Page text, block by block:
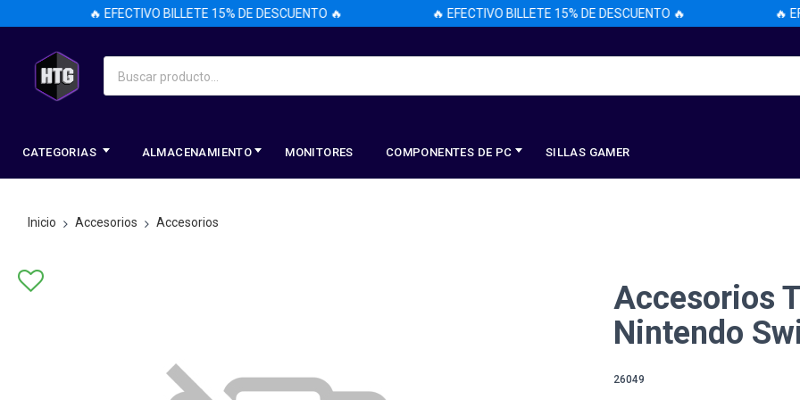
🔥 EFECTIVO BILLETE 15% DE DESCUENTO 🔥 🔥 EFECTIVO BILLETE 15% DE DESCUENTO 🔥 🔥
CATEGORIAS ALMACENAMIENTO MONITORES COMPONENTES DE PC SILLAS GAMER
Inicio Accesorios Accesorios
Accesorios
Nintendo
26049